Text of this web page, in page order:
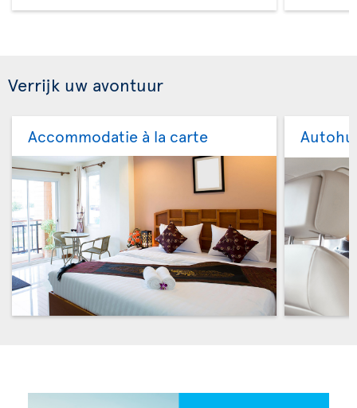
Verrijk uw avontuur
Accommodatie à la carte